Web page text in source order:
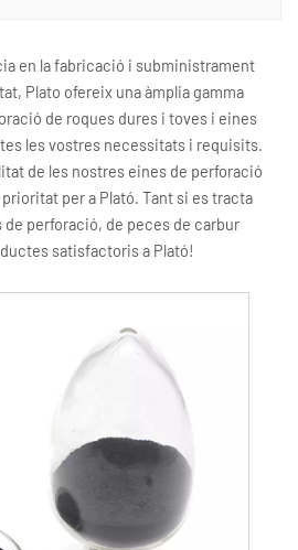
en la fabricació i subministrament
Plato ofereix una àmplia gamma
de roques dures i toves i eines
les vostres necessitats i requisits.
de les nostres eines de perforació
per a Plató. Tant si es tracta
de perforació, de peces de carbur
satisfactoris a Plató!